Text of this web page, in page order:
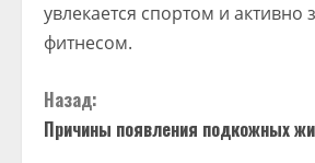
увлекается спортом и активно
фитнесом.
П
р
Назад:
Причины появления подкожных